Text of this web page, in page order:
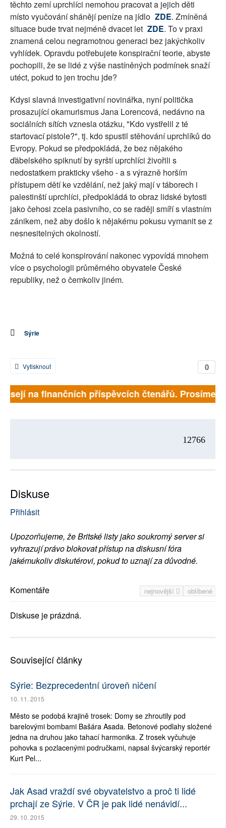
těchto zemí uprchlíci nemohou pracovat a jejich děti
místo vyučování shánějí peníze na jídlo ZDE. Zmíněná
situace bude trvat nejméně dvacet let ZDE. To v praxi
znamená celou negramotnou generaci bez jakýchkoliv
vyhlídek. Opravdu potřebujete konspirační teorie, abyste
pochopili, že se lidé z výše nastíněných podmínek snaží
utéct, pokud to jen trochu jde?
Kdysi slavná investigativní novinářka, nyní politička
prosazující okamurismus Jana Lorencová, nedávno na
sociálních sítích vznesla otázku, "Kdo vystřelil z té
startovací pistole?", tj. kdo spustil stěhování uprchlíků do
Evropy. Pokud se předpokládá, že bez nějakého
ďábelského spiknutí by syrští uprchlíci živořili s
nedostatkem prakticky všeho - a s výrazně horším
přístupem dětí ke vzdělání, než jaký mají v táborech i
palestinští uprchlíci, předpokládá to obraz lidské bytosti
jako čehosi zcela pasivního, co se raději smíří s vlastním
zánikem, než aby došlo k nějakému pokusu vymanit se z
nesnesitelných okolností.
Možná to celé konspirování nakonec vypovídá mnohem
více o psychologii průměrného obyvatele České
republiky, než o čemkoliv jiném.
Sýrie
0
Vytisknout
na finančních příspěvcích čtenářů. Prosíme,
12766
Diskuse
Přihlásit
Upozorňujeme, že Britské listy jako soukromý server si
vyhrazují právo blokovat přístup na diskusní fóra
jakémukoliv diskutérovi, pokud to uznají za důvodné.
nejnovější oblíbené
Komentáře
Diskuse je prázdná.
Související články
Sýrie: Bezprecedentní úroveň ničení
10. 11. 2015
Město se podobá krajině trosek: Domy se zhroutily pod
barelovými bombami Bašára Asada. Betonové podlahy složené
jedna na druhou jako tahací harmonika. Z trosek vyčuhuje
pohovka s pozlacenými područkami, napsal švýcarský reportér
Kurt Pel...
Jak Asad vraždí své obyvatelstvo a proč ti lidé
prchají ze Sýrie. V ČR je pak lidé nenávidí...
29. 10. 2015